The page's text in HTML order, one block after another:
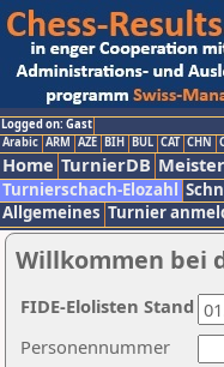
Logged on: Gast
Arabic ARM AZE BIH BUL CAT CHN
Home TurnierDB
Turnierschach-Elozahl
Allgemeines Turnier
Willkommen bei
Personennummer
FIDE-Elolisten Stand